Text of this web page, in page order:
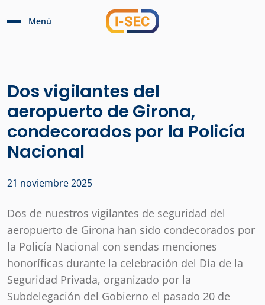
Menú
Dos vigilantes del
aeropuerto de Girona,
condecorados por la Policía
Nacional
21 noviembre 2025
Dos de nuestros vigilantes de seguridad del
aeropuerto de Girona han sido condecorados por
la Policía Nacional con sendas menciones
honoríficas durante la celebración del Día de la
Seguridad Privada, organizado por la
Subdelegación del Gobierno el pasado 20 de